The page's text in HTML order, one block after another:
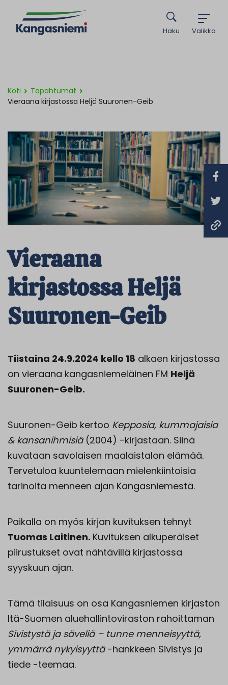
Valikko
Haku
Koti
Tapahtumat
Vieraana kirjastossa Heljä Suuronen-Geib
Vieraana
kirjastossa Heljä
Suuronen-Geib
Tiistaina 24.9.2024 kello 18 alkaen kirjastossa
on vieraana kangasniemeläinen FM Heljä
Suuronen-Geib.
Suuronen-Geib kertoo Kepposia, kummajaisia
& kansanihmisiä(2004) -kirjastaan. Siinä
kuvataan savolaisen maalaistalon elämää.
Tervetuloa kuuntelemaan mielenkiintoisia
tarinoita menneen ajan Kangasniemestä.
Paikalla on myös kirjan kuvituksen tehnyt
Tuomas Laitinen. Kuvituksen alkuperäiset
piirustukset ovat nähtävillä kirjastossa
syyskuun ajan.
Tämä tilaisuus on osa Kangasniemen kirjaston
Itä-Suomen aluehallintoviraston rahoittaman
Sivistystä ja säveliä – tunne menneisyyttä,
ymmärrä nykyisyyttä-hankkeen Sivistys ja
tiede -teemaa.